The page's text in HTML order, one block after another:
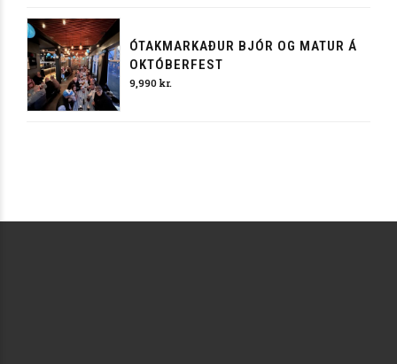
ÓTAKMARKAÐUR BJÓR OG MATUR Á
OKTÓBERFEST
9,990kr.